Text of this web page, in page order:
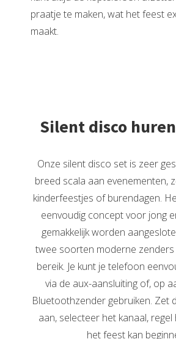
praatje te maken, wat het feest
maakt.
Silent disco
Onze silent disco set is zeer
breed scala aan evenementen,
kinderfeestjes of burendagen.
eenvoudig concept voor jong
gemakkelijk worden
twee soorten moderne
bereik. Je kunt je telefoon
via de aux-aansluiting of, op
Bluetoothzender gebruiken. Zet
aan, selecteer het kanaal,
het feest kan